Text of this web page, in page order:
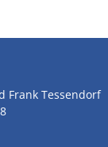
Frank Tessendorf